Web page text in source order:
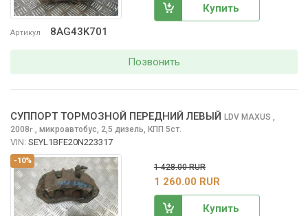
Артикул 8AG43K701
Купить
Позвонить
-10%
СУППОРТ ТОРМОЗНОЙ ПЕРЕДНИЙ ЛЕВЫЙ LDV MAXUS ,
2008г., микроавтобус, 2,5 дизель, КПП 5ст.
VIN: SEYL1BFE20N223317
1 428.00 RUR
1 260.00 RUR
Купить